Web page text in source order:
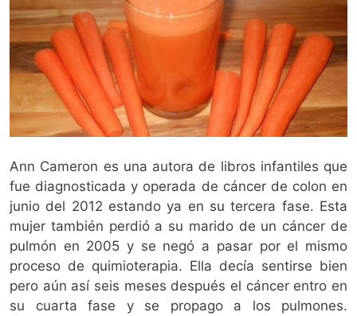
Ann Cameron es una autora de libros infantiles que
fue diagnosticada y operada de cáncer de colon en
junio del 2012 estando ya en su tercera fase. Esta
mujer también perdió a su marido de un cáncer de
pulmón en 2005 y se negó a pasar por el mismo
proceso de quimioterapia. Ella decía sentirse bien
pero aún así seis meses después el cáncer entro en
su cuarta fase y se propago a los pulmones.